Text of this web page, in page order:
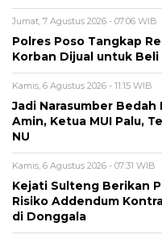
Jumat, 7 Agustus 2026 - 07:06 WIB
Polres Poso Tangkap
Korban Dijual untuk Beli
Kamis, 6 Agustus 2026 - 11:15 WIB
Jadi Narasumber Bedah
Amin, Ketua MUI Palu,
NU
Kamis, 6 Agustus 2026 - 07:31 WIB
Kejati Sulteng Berikan
Risiko Addendum
di Donggala